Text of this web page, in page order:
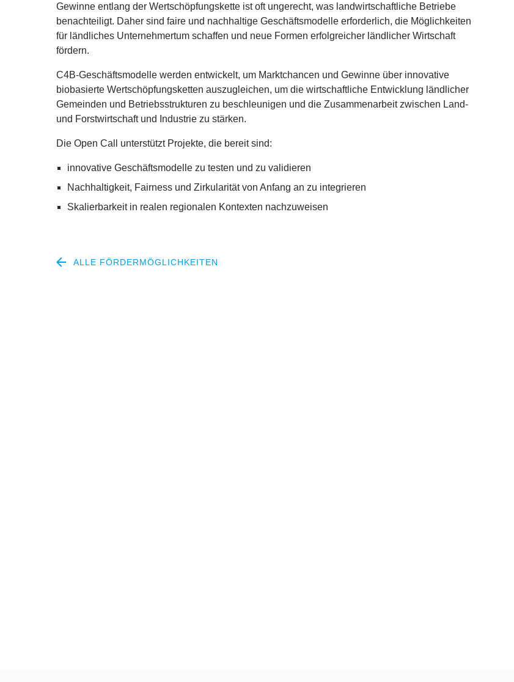
Gewinne entlang der Wertschöpfungskette ist oft ungerecht, was landwirtschaftliche Betriebe
benachteiligt. Daher sind faire und nachhaltige Geschäftsmodelle erforderlich, die Möglichkeiten
für ländliches Unternehmertum schaffen und neue Formen erfolgreicher ländlicher Wirtschaft
fördern.
C4B-Geschäftsmodelle werden entwickelt, um Marktchancen und Gewinne über innovative
biobasierte Wertschöpfungsketten auszugleichen, um die wirtschaftliche Entwicklung ländlicher
Gemeinden und Betriebsstrukturen zu beschleunigen und die Zusammenarbeit zwischen Land-
und Forstwirtschaft und Industrie zu stärken.
Die Open Call unterstützt Projekte, die bereit sind:
innovative Geschäftsmodelle zu testen und zu validieren
Nachhaltigkeit, Fairness und Zirkularität von Anfang an zu integrieren
Skalierbarkeit in realen regionalen Kontexten nachzuweisen
ALLE FÖRDERMÖGLICHKEITEN